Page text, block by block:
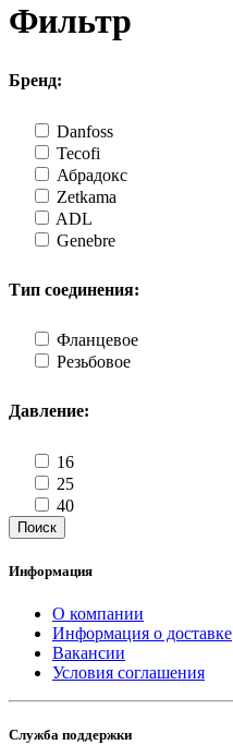
Фильтр
Бренд:
Danfoss
Tecofi
Абрадокс
Zetkama
ADL
Genebre
Тип соединения:
Фланцевое
Резьбовое
Давление:
16
25
40
Поиск
Информация
О компании
Информация о доставке
Вакансии
Условия соглашения
Служба поддержки